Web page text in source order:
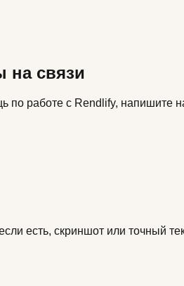
на связи
по работе с Rendlify,
есть, скриншот или точный